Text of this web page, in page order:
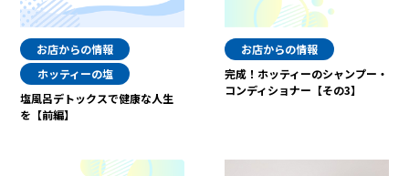
お店からの情報
ホッティーの塩
塩風呂デトックスで健康な人生
を【前編】
お店からの情報
完成！ホッティーのシャンプー・
コンディショナー【その3】